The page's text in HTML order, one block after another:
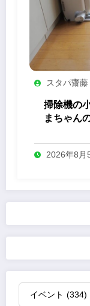
スタパ齋藤
掃除機の
まちゃん
2026年8月
イベント (334)